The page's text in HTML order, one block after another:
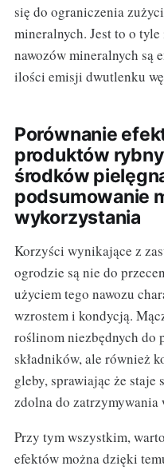
się do ograniczenia
mineralnych. Jest to o
nawozów mineralnych są
ilości emisji dwutlenku
Porównanie
produktów
środków
podsumowanie
wykorzystania
Korzyści wynikające z
ogrodzie są nie do
użyciem tego nawozu
wzrostem i kondycją.
roślinom niezbędnych do
składników, ale również
gleby, sprawiając że staje
zdolna do zatrzymywania
Przy tym wszystkim,
efektów można dzięki